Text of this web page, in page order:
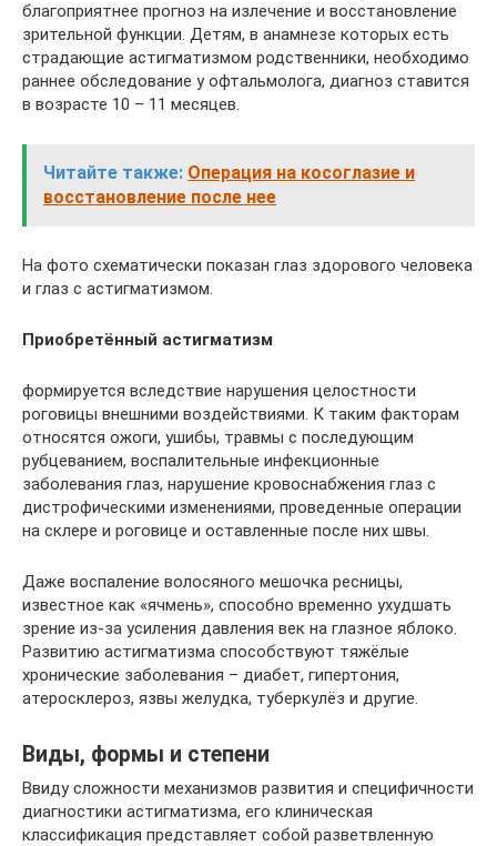
благоприятнее прогноз на излечение и восстановление
зрительной функции. Детям, в анамнезе которых есть
страдающие астигматизмом родственники, необходимо
раннее обследование у офтальмолога, диагноз ставится
в возрасте 10 – 11 месяцев.
Читайте также: Операция на косоглазие и
восстановление после нее
На фото схематически показан глаз здорового человека
и глаз с астигматизмом.
Приобретённый астигматизм
формируется вследствие нарушения целостности
роговицы внешними воздействиями. К таким факторам
относятся ожоги, ушибы, травмы с последующим
рубцеванием, воспалительные инфекционные
заболевания глаз, нарушение кровоснабжения глаз с
дистрофическими изменениями, проведенные операции
на склере и роговице и оставленные после них швы.
Даже воспаление волосяного мешочка ресницы,
известное как «ячмень», способно временно ухудшать
зрение из-за усиления давления век на глазное яблоко.
Развитию астигматизма способствуют тяжёлые
хронические заболевания – диабет, гипертония,
атеросклероз, язвы желудка, туберкулёз и другие.
Виды, формы и степени
Ввиду сложности механизмов развития и специфичности
диагностики астигматизма, его клиническая
классификация представляет собой разветвленную